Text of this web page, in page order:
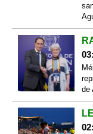
de